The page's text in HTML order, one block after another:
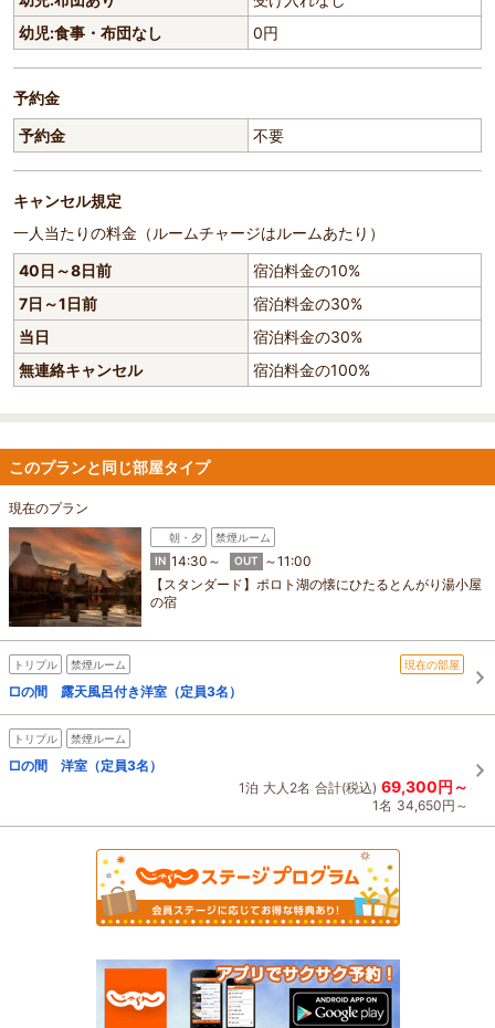
幼児:食事・布団なし
0円
予約金
予約金
不要
キャンセル規定
一人当たりの料金（ルームチャージはルームあたり）
40日～8日前
宿泊料金の10%
7日～1日前
宿泊料金の30%
当日
宿泊料金の30%
無連絡キャンセル
宿泊料金の100%
このプランと同じ部屋タイプ
現在のプラン
朝・夕
禁煙ルーム
IN 14:30～ OUT
～11:00
【スタンダード】ポロト湖の懐にひたるとんがり湯小屋
の宿
トリプル 禁煙ルーム 現在の部屋
□の間 露天風呂付き洋室（定員3名）
トリプル 禁煙ルーム
□の間 洋室（定員3名）
1泊 大人2名 合計(税込) 69,300円～
1名 34,650円～